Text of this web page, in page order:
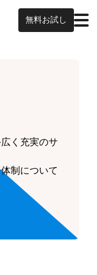
無料お試し
く充実のサ
制について